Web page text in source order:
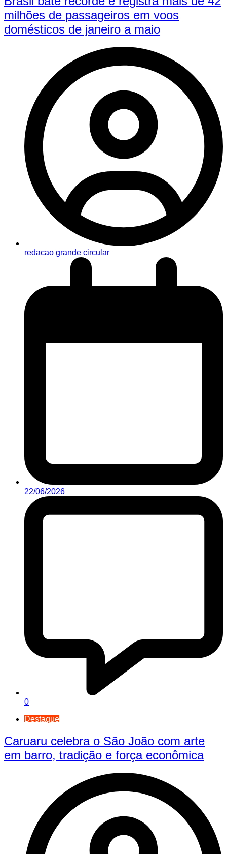
milhões de passageiros em voos
domésticos de janeiro a maio
redacao grande circular
22/06/2026
0
Destaque
Caruaru celebra o São João com arte
em barro, tradição e força econômica